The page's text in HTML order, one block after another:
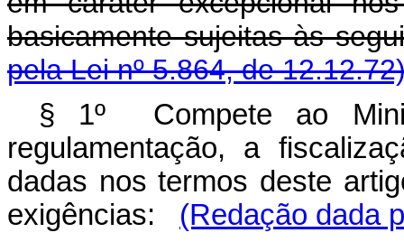
basicamente sujeitas
pela Lei nº 5.864, de
§ 1º Compete ao
regulamentação, a
dadas nos termos deste
exigências:
(Redação dada